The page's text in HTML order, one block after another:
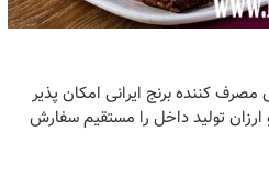
مصرف کننده برنج ایرانی امکان پذیر
تولید داخل را مستقیم سفارش